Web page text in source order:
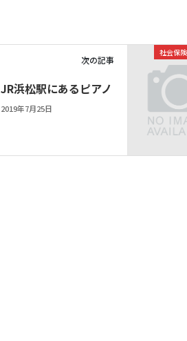
社会保
次の記事
JR浜松駅にあるピアノ
2019年7月25日